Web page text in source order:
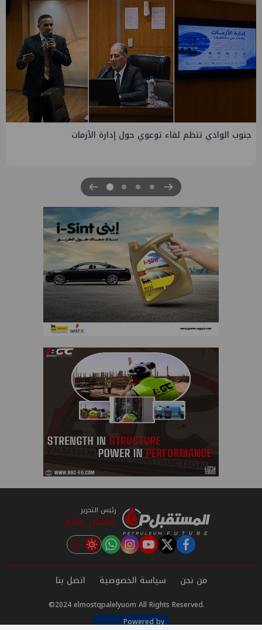
التخطيط والبترول يبحثان جهود تحقيق أمن الطاقة ضمن خطة
رئيس التحرير
عثمان علام
facebook
twitter
youtube
instagram
tiktok
من نحن سياسة الخصوصية اتصل بنا
©2024 elmostqpalelyuom All Rights Reserved.
Powered by